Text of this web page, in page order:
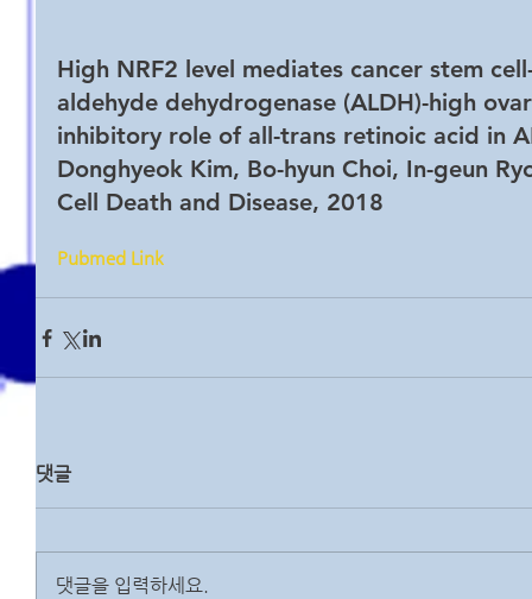
High NRF2 level mediates cancer stem
aldehyde dehydrogenase (ALDH)-high
inhibitory role of all-trans retinoic acid in
Donghyeok Kim, Bo-hyun Choi, In-geun
Cell Death and Disease, 2018
Pubmed Link
댓글
댓글을 입력하세요.